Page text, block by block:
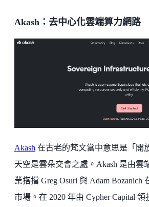
Akash：去中心化雲端算力網路
Akash 在古老的梵文當中意思是「開
天空是雲朵交會之處。Akash 是由雲
業搭擋 Greg Osuri 與 Adam Bozanich
市場。在 2020 年由 Cypher Capital 領